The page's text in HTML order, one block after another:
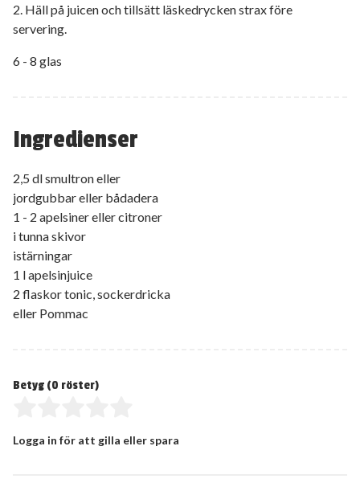
Ingredienser
2,5 dl smultron eller
jordgubbar eller bådadera
1 - 2 apelsiner eller citroner
i tunna skivor
istärningar
1 l apelsinjuice
2 flaskor tonic, sockerdricka
eller Pommac
2. Häll på juicen och tillsätt läskedrycken strax före
servering.
6 - 8 glas
Betyg (0 röster)
Logga in för att gilla eller spara